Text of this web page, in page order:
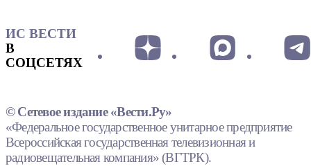
ИС ВЕСТИ
В
СОЦСЕТЯХ
© Сетевое издание «Вести.Ру»
«Федеральное государственное унитарное предприятие
Всероссийская государственная телевизионная и
радиовещательная компания» (ВГТРК).